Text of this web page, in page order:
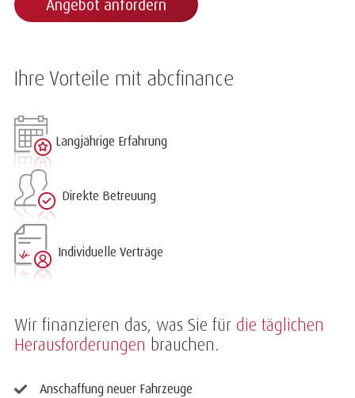
Angebot anfordern
Ihre Vorteile mit abcfinance
Langjährige Erfahrung
Direkte Betreuung
Individuelle Verträge
Wir finanzieren das, was Sie für die täglichen
Herausforderungen brauchen.
Anschaffung neuer Fahrzeuge